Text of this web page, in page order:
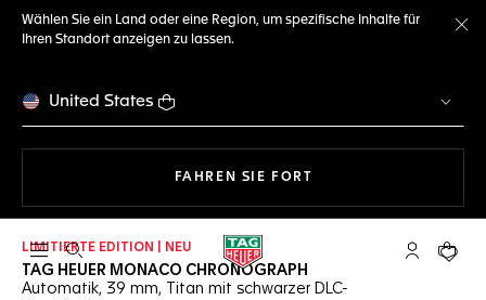
Wählen Sie ein Land oder eine Region, um spezifische Inhalte für
Ihren Standort anzeigen zu lassen.
United States
FAHREN SIE FORTMIT DER NAVIGATION
Suche öffnen My TAG
Ihr
LIMITIERTE EDITION | NEU
TAG HEUER MONACO CHRONOGRAPH
Automatik, 39 mm, Titan mit schwarzer DLC-